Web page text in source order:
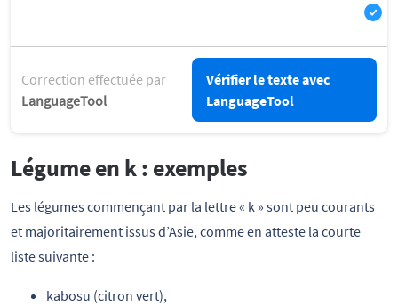
Correction effectuée par
LanguageTool
Vérifier le texte avec
LanguageTool
Légume en k : exemples
Les légumes commençant par la lettre « k » sont peu courants
et majoritairement issus d’Asie, comme en atteste la courte
liste suivante :
kabosu (citron vert),